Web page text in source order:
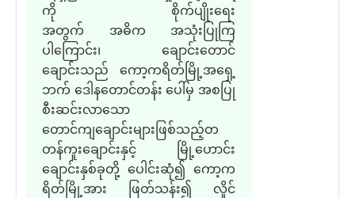
ကို စိုက်ပျိုးရေး
အတွက် အဓိက အသုံးပြုကြ
ပါကြောင်း၊
ချောင်းတောင်
ချောင်းသည်
ကော့ကရိတ်မြို့အရှေ့
ဘက် ဒေါနတောင်တန်း ပေါ်မှ အစပြု
စီးဆင်းလာသော
တောင်ကျချောင်းများဖြစ်သည့်တ
တန်ကူးချောင်းနှင့် မြို့ဟောင်း
ချောင်းနှစ်ခုတို့ ပေါင်းဆုံ၍ ကော့က
ရိတ်မြို့အား ဖြတ်သန်း၍ လှိုင်